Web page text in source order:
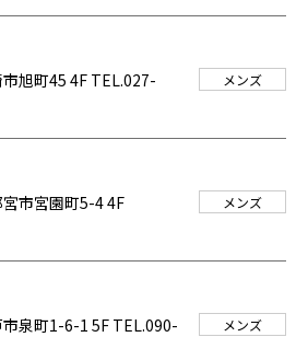
旭町45 4F TEL.027-
メンズ
市宮園町5-4 4F
メンズ
泉町1-6-1 5F TEL.090-
メンズ